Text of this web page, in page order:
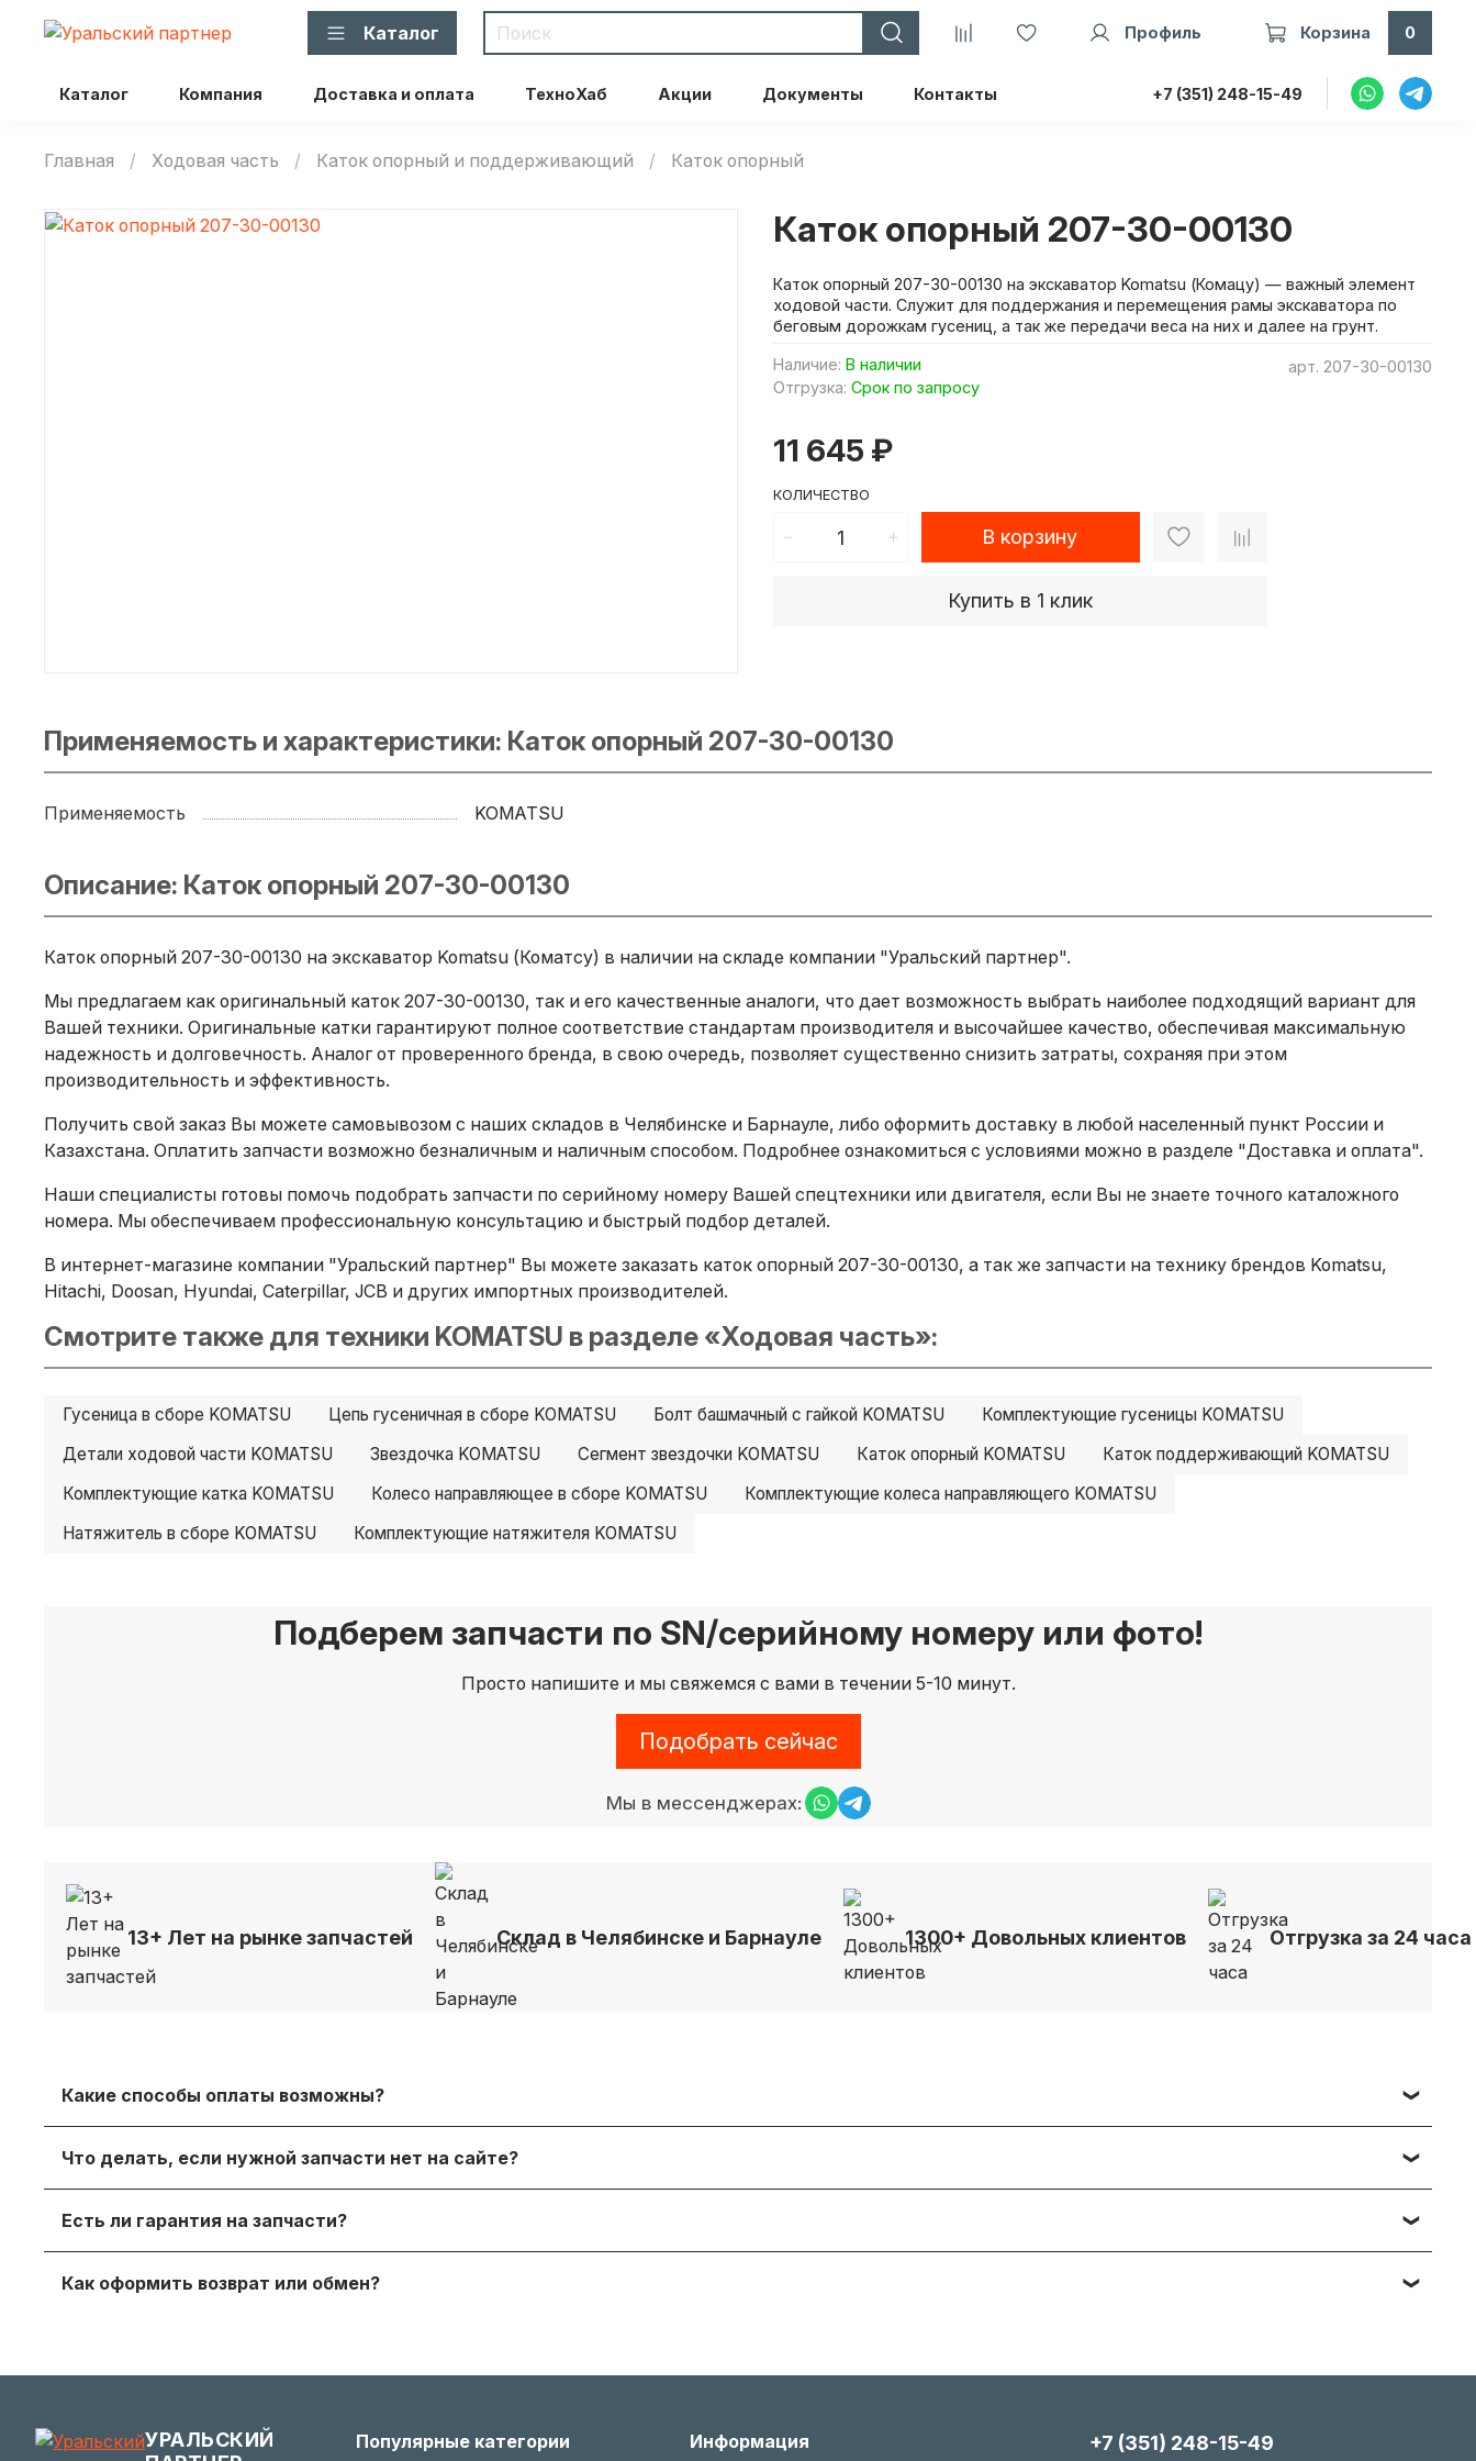
Каталог Компания Доставка и оплата ТехноХаб Акции Документы Контакты +7 (351) 248-15-49
Каталог Профиль Корзина 0
Главная Ходовая часть Каток опорный и поддерживающий Каток опорный
арт. 207-30-00130
Наличие: В наличии
Отгрузка: Срок по запросу
Каток опорный 207-30-00130
11 645 ₽
КОЛИЧЕСТВО
В корзину
Купить в 1 клик
Каток опорный 207-30-00130 на экскаватор Komatsu (Комацу) — важный элемент
ходовой части. Служит для поддержания и перемещения рамы экскаватора по
беговым дорожкам гусениц, а так же передачи веса на них и далее на грунт.
Применяемость и характеристики: Каток опорный 207-30-00130
Применяемость KOMATSU
Описание: Каток опорный 207-30-00130
Каток опорный 207-30-00130 на экскаватор Komatsu (Коматсу) в наличии на складе компании "Уральский партнер".
Мы предлагаем как оригинальный каток 207-30-00130, так и его качественные аналоги, что дает возможность выбрать наиболее подходящий вариант для
Вашей техники. Оригинальные катки гарантируют полное соответствие стандартам производителя и высочайшее качество, обеспечивая максимальную
надежность и долговечность. Аналог от проверенного бренда, в свою очередь, позволяет существенно снизить затраты, сохраняя при этом
производительность и эффективность.
Получить свой заказ Вы можете самовывозом с наших складов в Челябинске и Барнауле, либо оформить доставку в любой населенный пункт России и
Казахстана. Оплатить запчасти возможно безналичным и наличным способом. Подробнее ознакомиться с условиями можно в разделе "Доставка и оплата".
Наши специалисты готовы помочь подобрать запчасти по серийному номеру Вашей спецтехники или двигателя, если Вы не знаете точного каталожного
номера. Мы обеспечиваем профессиональную консультацию и быстрый подбор деталей.
В интернет-магазине компании "Уральский партнер" Вы можете заказать каток опорный 207-30-00130, а так же запчасти на технику брендов Komatsu,
Hitachi, Doosan, Hyundai, Caterpillar, JCB и других импортных производителей.
Смотрите также для техники KOMATSU в разделе «Ходовая часть»:
Гусеница в сборе KOMATSU Цепь гусеничная в сборе KOMATSU Болт башмачный с гайкой KOMATSU
Комплектующие гусеницы KOMATSU
Детали ходовой части KOMATSU
Звездочка KOMATSU Сегмент звездочки KOMATSU Каток опорный KOMATSU
Каток поддерживающий KOMATSU
Комплектующие катка KOMATSU
Колесо направляющее в сборе KOMATSU
Комплектующие колеса направляющего KOMATSU
Натяжитель в сборе KOMATSU
Комплектующие натяжителя KOMATSU
Подберем запчасти по SN/серийному номеру или фото!
Просто напишите и мы свяжемся с вами в течении 5-10 минут.
Подобрать сейчас
Мы в мессенджерах:
13+ Лет на рынке запчастей Склад в Челябинске и Барнауле 1300+ Довольных клиентов Отгрузка за 24 часа
Какие способы оплаты возможны?
онлайн‑оплату.
Что делать, если нужной запчасти нет на сайте?
достойный вариант.
Есть ли гарантия на запчасти?
получите с заказом или по запросу у менеджера.
Как оформить возврат или обмен?
УРАЛЬСКИЙ
Популярные категории Информация +7 (351) 248-15-49